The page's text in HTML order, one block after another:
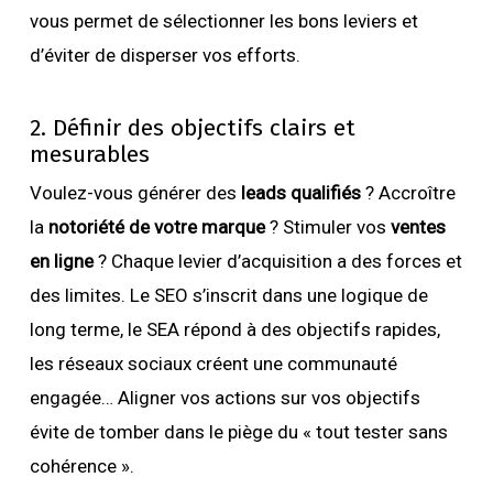
vous permet de sélectionner les bons leviers et
d’éviter de disperser vos efforts.
2. Définir des objectifs clairs et
mesurables
Voulez-vous générer des leads qualifiés? Accroître
la notoriété de votre marque? Stimuler vos ventes
en ligne? Chaque levier d’acquisition a des forces et
des limites. Le SEO s’inscrit dans une logique de
long terme, le SEA répond à des objectifs rapides,
les réseaux sociaux créent une communauté
engagée… Aligner vos actions sur vos objectifs
évite de tomber dans le piège du « tout tester sans
cohérence ».